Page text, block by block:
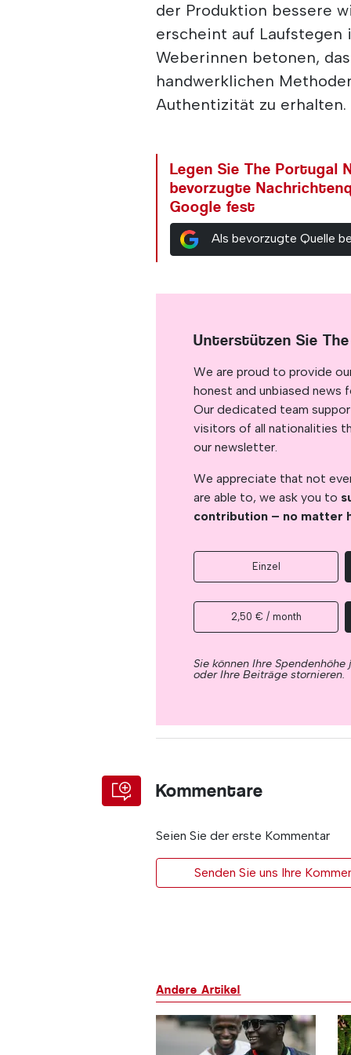
der Produktion bessere
erscheint auf Laufstegen
Weberinnen betonen,
handwerklichen
Authentizität zu erhalten.
Legen Sie The Portugal
bevorzugte
Google fest
Als bevorzugte Quelle
Unterstützen Sie
We are proud to provide
honest and unbiased news
Our dedicated team
visitors of all nationalities
our newsletter.
We appreciate that not
are able to, we ask you to
contribution – no matter
Einzel
2,50 € / month
Sie können Ihre
oder Ihre Beiträge stornieren.
Kommentare
Seien Sie der erste Kommentar
Senden Sie uns Ihre
Andere Artikel